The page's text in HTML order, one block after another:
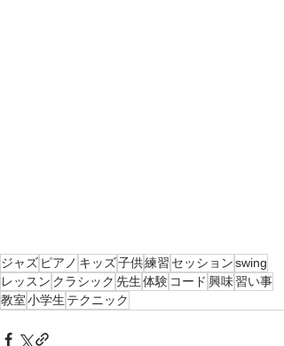
ジャズ ピアノ キッズ子供練習 セッションswing
レッスン クラシック 先生体験 コード 興味習い事
教室小学生 テクニック